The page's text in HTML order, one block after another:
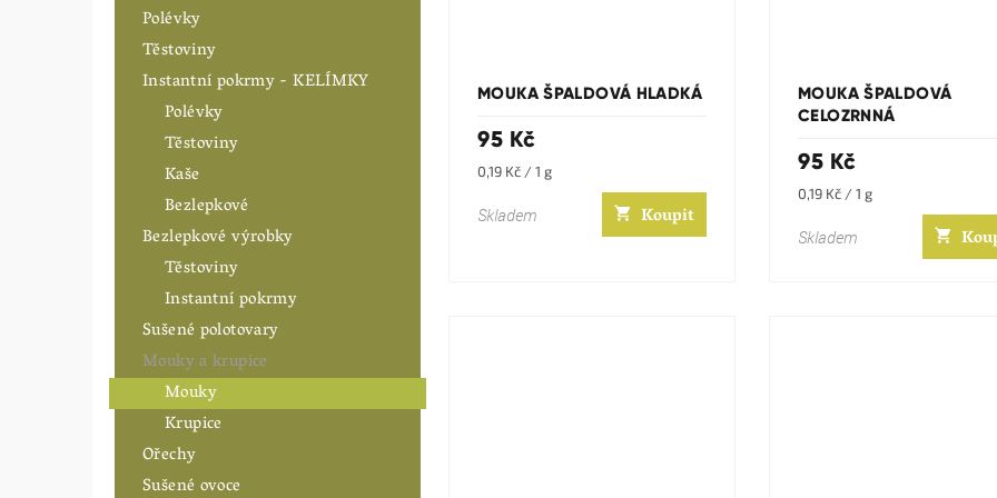
Polévky
Těstoviny
Instantní pokrmy - KELÍMKY
Polévky
Těstoviny
Kaše
Bezlepkové
Bezlepkové výrobky
Těstoviny
Instantní pokrmy
Sušené polotovary
Mouky a krupice
Mouky
Krupice
Ořechy
Sušené ovoce
MOUKA ŠPALDOVÁ HLADKÁ
95 Kč
Měrná
0,19 Kč / 1 g
Skladem Koupit
MOUKA ŠPALDOVÁ
CELOZRNNÁ
95 Kč
Měrná
0,19 Kč / 1 g
Skladem